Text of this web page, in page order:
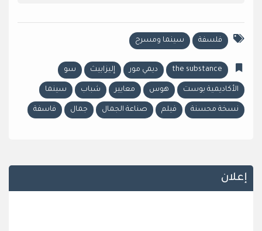
فلسفة سينما ومسرح
the substance ديمي مور إليزابيث سو
الأكاديمية بوست هوس معايير شباب سينما
نسخة محسنة فيلم صناعة الجمال جمال فاسفة
إعلان